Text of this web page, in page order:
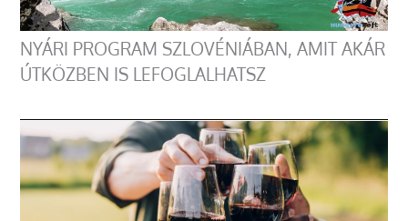
NYÁRI PROGRAM SZLOVÉNIÁBAN, AMIT AKÁR
ÚTKÖZBEN IS LEFOGLALHATSZ